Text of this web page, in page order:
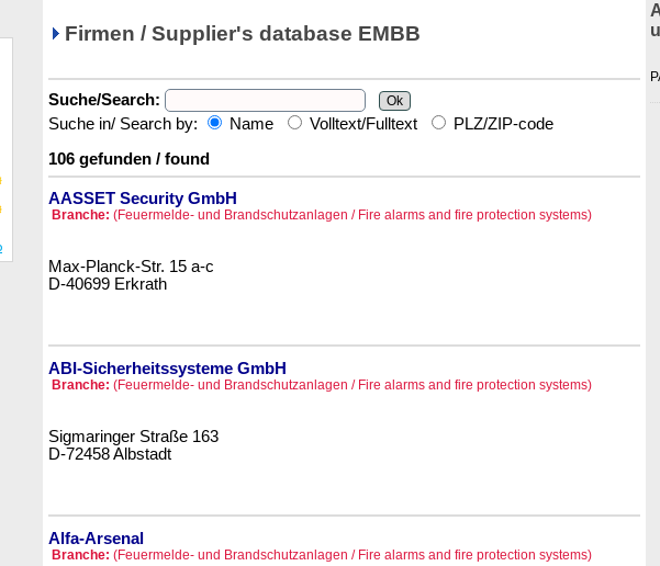
Firmen / Supplier's database EMBB
Suche/Search:
Suche in/ Search by:
Name Volltext/Fulltext
PLZ/ZIP-code
106 gefunden / found
AASSET Security GmbH
Branche: (Feuermelde- und Brandschutzanlagen / Fire alarms and fire protection systems)
Max-Planck-Str. 15 a-c
D-40699 Erkrath
ABI-Sicherheitssysteme GmbH
Branche: (Feuermelde- und Brandschutzanlagen / Fire alarms and fire protection systems)
Sigmaringer Straße 163
D-72458 Albstadt
Alfa-Arsenal
Branche: (Feuermelde- und Brandschutzanlagen / Fire alarms and fire protection systems)